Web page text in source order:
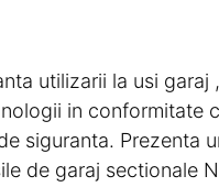
utilizarii la usi garaj
in conformitate
siguranta. Prezenta
de garaj sectionale